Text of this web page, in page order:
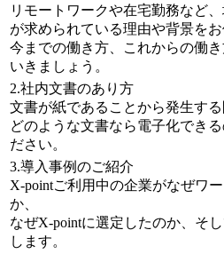
リモートワークや在宅勤務など
が求められている理由や背景をお
今までの働き方、これからの働
いきましょう。
2.社内文書のあり方
文書が紙であることから発生する
どのような文書なら電子化でき
ださい。
3.導入事例のご紹介
X-pointご利用中の企業がなぜワ
か、
なぜX-pointに選定したのか、そ
します。